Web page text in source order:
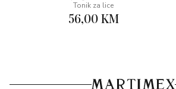
*Test uporabe proveden na 22
jednom dnevno tijekom 4 tjedna. %
Upotreba: Nanesite lokalno na prištiće
Tonik za lice
56,00 KM